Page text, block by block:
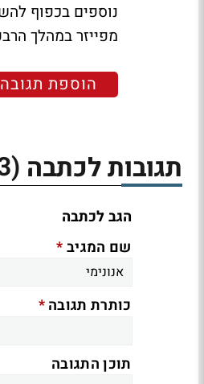
מפייזר במהלך
הוספת תגובה
תגובות לכתבה (3)
הגב לכתבה
שם המגיב*
כותרת תגובה*
תוכן התגובה